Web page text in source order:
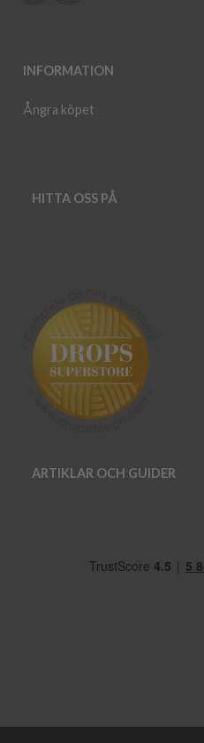
INFORMATION
Ångra köpet
HITTA OSS PÅ
ARTIKLAR OCH GUIDER